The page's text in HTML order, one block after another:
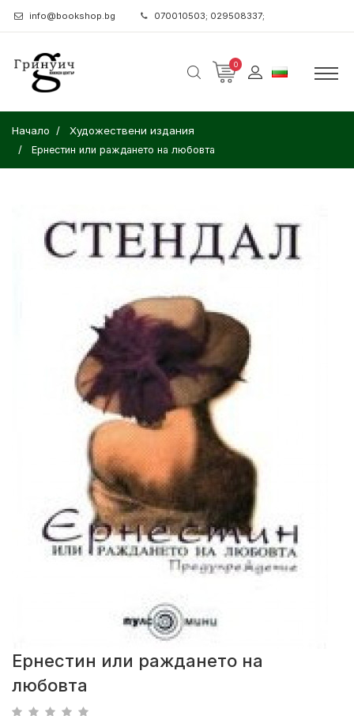
info@bookshop.bg 070010503; 029508337;
0
Начало Художествени издания
Ернестин или раждането на любовта
Ернестин или раждането на
любовта